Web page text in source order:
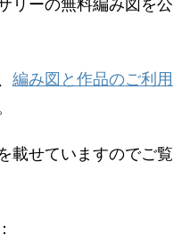
リーの無料編み図を公
編み図と作品のご利用
載せていますのでご覧